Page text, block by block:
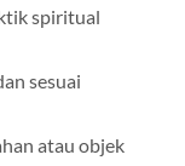
spiritual
sesuai
atau objek